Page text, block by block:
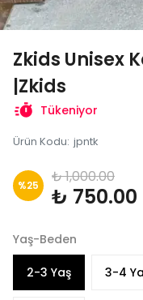
Zkids Unisex
|Zkids
Tükeniyor
Ürün Kodu: jpntk
%25 ₺ 1,000.00
₺ 750.00
Yaş-Beden
2-3 Yaş 3-4